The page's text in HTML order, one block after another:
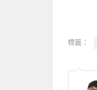
標籤：